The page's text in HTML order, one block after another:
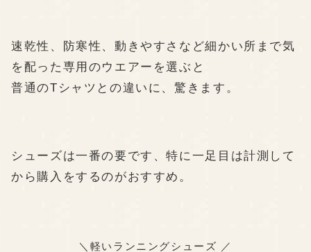
速乾性、防寒性、動きやすさなど細かい所まで気
を配った 専用のウエアー を選ぶと
普通のTシャツとの違いに、驚きます。
シューズは一番の要です、特に一足目は計測して
から購入をするのがおすすめ。
＼軽いランニングシューズ ／